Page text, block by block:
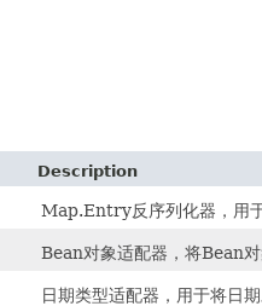
Description
Map.Entry反序列化器，用
Bean对象适配器，将Bean
日期类型适配器，用于将日